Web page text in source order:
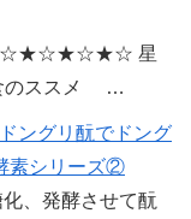
星
のススメ …
ングリ酛でドング
素シリーズ②
、発酵させて酛